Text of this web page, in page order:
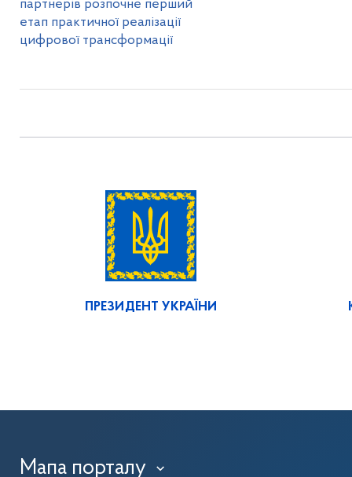
партнерів розпочне перший
етап практичної реалізації
цифрової трансформації
ПРЕЗИДЕНТ УКРАЇНИ
Мапа порталу ›